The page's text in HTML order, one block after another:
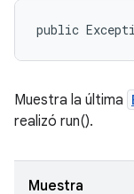
public
Muestra la última
realizó run().
Muestra